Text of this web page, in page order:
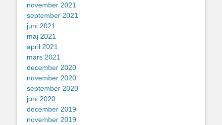
november 2021
september 2021
juni 2021
maj 2021
april 2021
mars 2021
december 2020
november 2020
september 2020
juni 2020
december 2019
november 2019